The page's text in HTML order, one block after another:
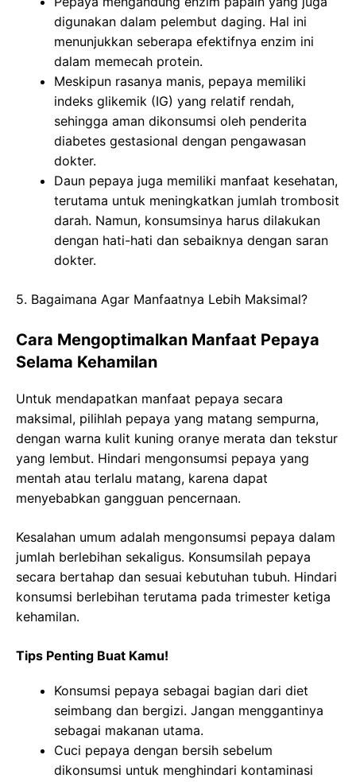
digunakan dalam pelembut daging. Hal ini
menunjukkan seberapa efektifnya enzim ini
dalam memecah protein.
Meskipun rasanya manis, pepaya memiliki
indeks glikemik (IG) yang relatif rendah,
sehingga aman dikonsumsi oleh penderita
diabetes gestasional dengan pengawasan
dokter.
Daun pepaya juga memiliki manfaat kesehatan,
terutama untuk meningkatkan jumlah trombosit
darah. Namun, konsumsinya harus dilakukan
dengan hati-hati dan sebaiknya dengan saran
dokter.
5. Bagaimana Agar Manfaatnya Lebih Maksimal?
Cara Mengoptimalkan Manfaat Pepaya
Selama Kehamilan
Untuk mendapatkan manfaat pepaya secara
maksimal, pilihlah pepaya yang matang sempurna,
dengan warna kulit kuning oranye merata dan tekstur
yang lembut. Hindari mengonsumsi pepaya yang
mentah atau terlalu matang, karena dapat
menyebabkan gangguan pencernaan.
Kesalahan umum adalah mengonsumsi pepaya dalam
jumlah berlebihan sekaligus. Konsumsilah pepaya
secara bertahap dan sesuai kebutuhan tubuh. Hindari
konsumsi berlebihan terutama pada trimester ketiga
kehamilan.
Tips Penting Buat Kamu!
Konsumsi pepaya sebagai bagian dari diet
seimbang dan bergizi. Jangan menggantinya
sebagai makanan utama.
Cuci pepaya dengan bersih sebelum
dikonsumsi untuk menghindari kontaminasi